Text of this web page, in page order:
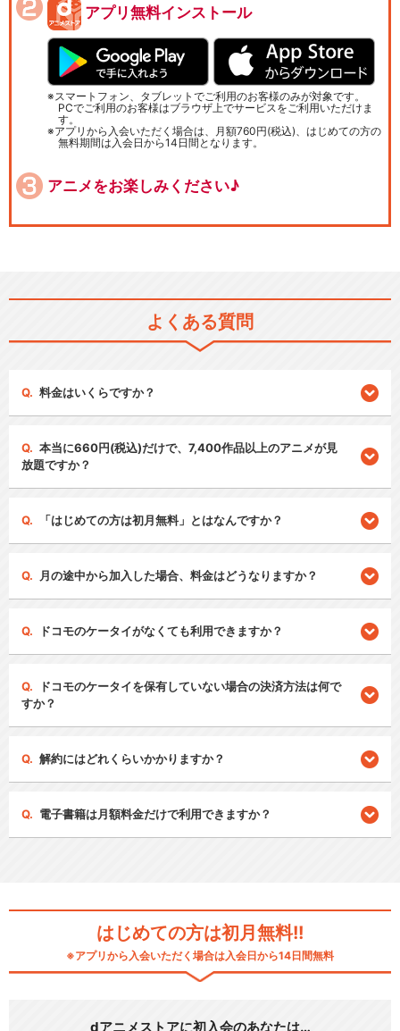
アプリ無料インストール
スマートフォン、タブレットでご利用のお客様のみが対象です。
PCでご利用のお客様はブラウザ上でサービスをご利用いただけま
す。
アプリから入会いただく場合は、月額760円(税込)、はじめての方の
無料期間は入会日から14日間となります。
アニメをお楽しみください♪
よくある質問
料金はいくらですか？
本当に660円(税込)だけで、7,400作品以上のアニメが見
放題ですか？
「はじめての方は初月無料」とはなんですか？
月の途中から加入した場合、料金はどうなりますか？
ドコモのケータイがなくても利用できますか？
ドコモのケータイを保有していない場合の決済方法は何で
すか？
解約にはどれくらいかかりますか？
電子書籍は月額料金だけで利用できますか？
はじめての方は初月無料!!
※アプリから入会いただく場合は入会日から14日間無料
dアニメストアに初入会のあなたは…